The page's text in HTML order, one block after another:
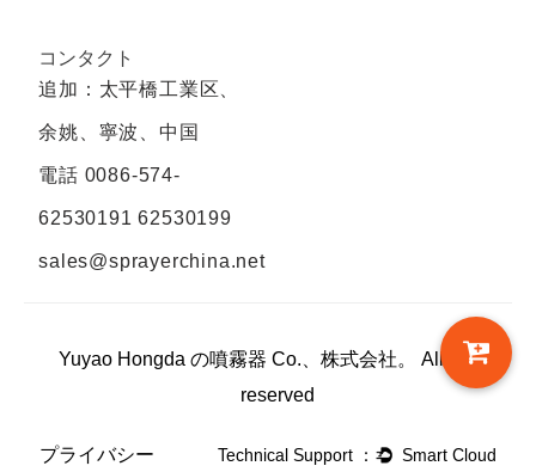
コンタクト
追加：太平橋工業区、
余姚、寧波、中国
電話 0086-574-
62530191 62530199
sales@sprayerchina.net
Yuyao Hongda の噴霧器 Co.、株式会社。 All rights
reserved
プライバシー